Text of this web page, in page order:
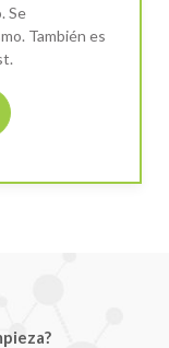
Se
También es